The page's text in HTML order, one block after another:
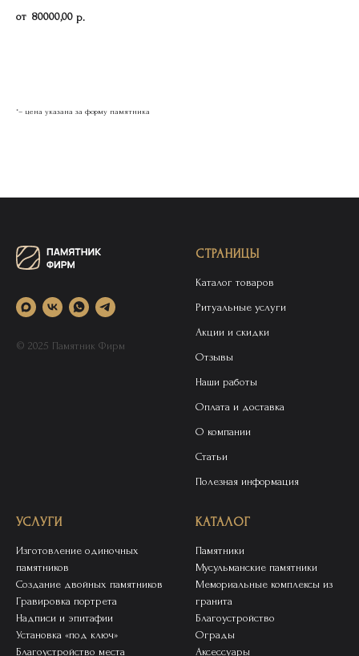
80000,00 р.
*– цена указана за форму памятника
© 2025 Памятник Фирм
СТРАНИЦЫ
Каталог товаров
Ритуальные услуги
Акции и скидки
Отзывы
Наши работы
Оплата и доставка
О компании
Статьи
Полезная информация
УСЛУГИ
Изготовление одиночных
памятников
Создание двойных памятников
Гравировка портрета
Надписи и эпитафии
Установка «под ключ»
Благоустройство места
КАТАЛОГ
Памятники
Мусульманские памятники
Мемориальные комплексы из
гранита
Благоустройство
Ограды
Аксессуары